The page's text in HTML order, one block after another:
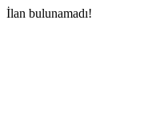
İlan bulunamadı!